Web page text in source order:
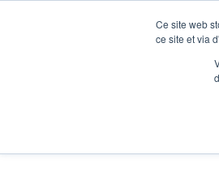
Ce site web
ce site et via
Je participe à une session